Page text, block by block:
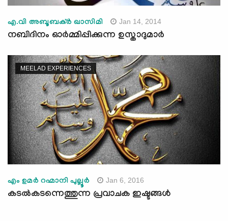
എ.വി അബൂബക്ര്‍ ഖാസിമി Jan 14, 2014
നബിദിനം ഓര്‍മ്മിപ്പിക്കുന്ന ഉസ്താദുമാര്‍
MEELAD EXPERIENCES
എം ഉമര്‍ റഹ്മാനി പുല്ലൂര്‍ Jan 6, 2016
കടല്‍കടന്നെത്തുന്ന പ്രവാചക ഇഷ്ടങ്ങള്‍